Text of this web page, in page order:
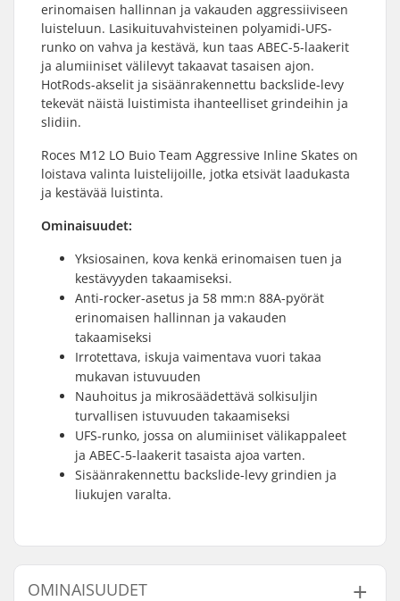
erinomaisen hallinnan ja vakauden aggressiiviseen
luisteluun. Lasikuituvahvisteinen polyamidi-UFS-
runko on vahva ja kestävä, kun taas ABEC-5-laakerit
ja alumiiniset välilevyt takaavat tasaisen ajon.
HotRods-akselit ja sisäänrakennettu backslide-levy
tekevät näistä luistimista ihanteelliset grindeihin ja
slidiin.
Roces M12 LO Buio Team Aggressive Inline Skates on
loistava valinta luistelijoille, jotka etsivät laadukasta
ja kestävää luistinta.
Ominaisuudet:
Yksiosainen, kova kenkä erinomaisen tuen ja
kestävyyden takaamiseksi.
Anti-rocker-asetus ja 58 mm:n 88A-pyörät
erinomaisen hallinnan ja vakauden
takaamiseksi
Irrotettava, iskuja vaimentava vuori takaa
mukavan istuvuuden
Nauhoitus ja mikrosäädettävä solkisuljin
turvallisen istuvuuden takaamiseksi
UFS-runko, jossa on alumiiniset välikappaleet
ja ABEC-5-laakerit tasaista ajoa varten.
Sisäänrakennettu backslide-levy grindien ja
liukujen varalta.
OMINAISUUDET